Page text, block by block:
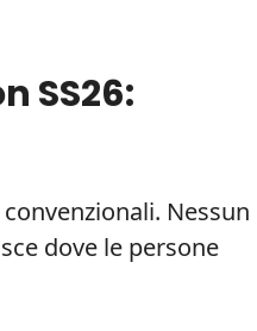
SS26:
Nessun
dove le persone